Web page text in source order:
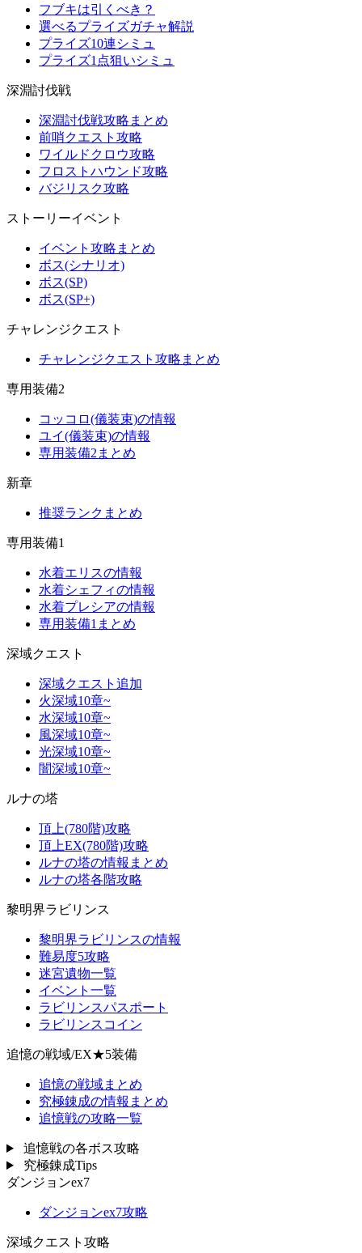
フブキは引くべき？
選べるプライズガチャ解説
プライズ10連シミュ
プライズ1点狙いシミュ
深淵討伐戦
深淵討伐戦攻略まとめ
前哨クエスト攻略
ワイルドクロウ攻略
フロストハウンド攻略
バジリスク攻略
ストーリーイベント
イベント攻略まとめ
ボス(シナリオ)
ボス(SP)
ボス(SP+)
チャレンジクエスト
チャレンジクエスト攻略まとめ
専用装備2
コッコロ(儀装束)の情報
ユイ(儀装束)の情報
専用装備2まとめ
新章
推奨ランクまとめ
専用装備1
水着エリスの情報
水着シェフィの情報
水着プレシアの情報
専用装備1まとめ
深域クエスト
深域クエスト追加
火深域10章~
水深域10章~
風深域10章~
光深域10章~
闇深域10章~
ルナの塔
頂上(780階)攻略
頂上EX(780階)攻略
ルナの塔の情報まとめ
ルナの塔各階攻略
黎明界ラビリンス
黎明界ラビリンスの情報
難易度5攻略
迷宮遺物一覧
イベント一覧
ラビリンスパスポート
ラビリンスコイン
追憶の戦域/EX★5装備
追憶の戦域まとめ
究極錬成の情報まとめ
追憶戦の攻略一覧
追憶戦の各ボス攻略
究極錬成Tips
ダンジョンex7
ダンジョンex7攻略
深域クエスト攻略